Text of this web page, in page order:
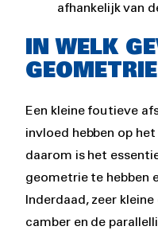
afhankelijk van
IN WELK
Een kleine foutieve
invloed hebben op
daarom is het
geometrie te hebben
Inderdaad, zeer
camber en de